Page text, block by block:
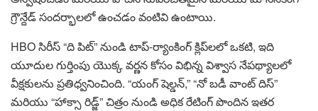
గ్రౌన్దేడ్ సందర్భాలలో ఉంచడం వంటివి ఉంటాయి.
HBO సిరీస్ “ది పిట్” నుండి టాప్-ర్యాంకింగ్ క్లిప్‌లలో ఒకటి, ఇది
యూదుల గుర్తింపు యొక్క వర్ణన కోసం విభిన్న విశ్వాస నేపథ్యాలలో
వీక్షకులను ప్రతిధ్వనించింది. “యంగ్ షెల్డన్,” “నో బడీ వాంట్ దిస్”
మరియు “హాక్సా రిడ్జ్” చిత్రం నుండి అధిక రేటింగ్ పొందిన ఇతర